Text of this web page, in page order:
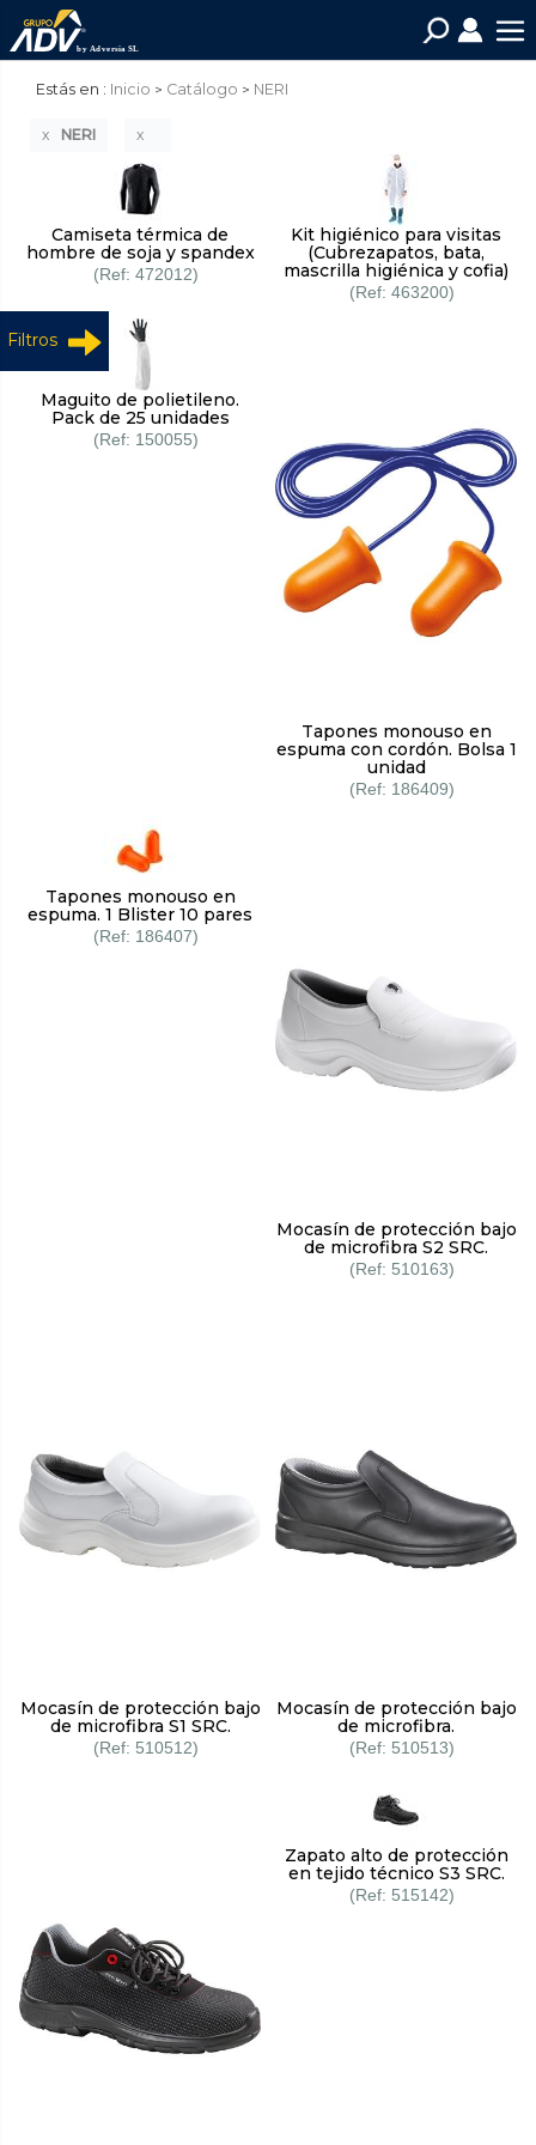
Estás en : Inicio Catálogo NERI
Filtros
NERI
Camiseta térmica de
hombre de soja y spandex
472012
Kit higiénico para visitas
(Cubrezapatos, bata,
mascrilla higiénica y cofia)
463200
Maguito de polietileno.
Pack de 25 unidades
150055
Tapones monouso en
espuma con cordón. Bolsa 1
unidad
186409
Tapones monouso en
espuma. 1 Blister 10 pares
186407
Mocasín de protección bajo
de microfibra S2 SRC.
510163
Mocasín de protección bajo
de microfibra S1 SRC.
510512
Mocasín de protección bajo
de microfibra.
510513
Zapato alto de protección
en tejido técnico S3 SRC.
515142